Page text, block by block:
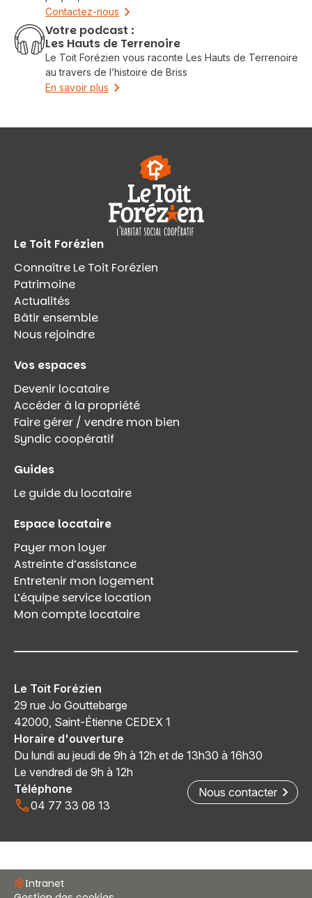
Contactez-nous
Votre podcast :
Les Hauts de Terrenoire
Le Toit Forézien vous raconte Les Hauts de Terrenoire
au travers de l’histoire de Briss
En savoir plus
Le Toit Forézien
Connaître Le Toit Forézien
Patrimoine
Actualités
Bâtir ensemble
Nous rejoindre
Vos espaces
Devenir locataire
Accéder à la propriété
Faire gérer / vendre mon bien
Syndic coopératif
Guides
Le guide du locataire
Espace locataire
Payer mon loyer
Astreinte d’assistance
Entretenir mon logement
L’équipe service location
Mon compte locataire
Le Toit Forézien
29 rue Jo Gouttebarge
42000, Saint-Étienne CEDEX 1
Horaire d'ouverture
Du lundi au jeudi de 9h à 12h et de 13h30 à 16h30
Le vendredi de 9h à 12h
Téléphone
04 77 33 08 13
Nous contacter
Intranet